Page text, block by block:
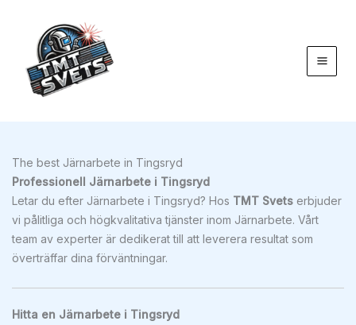
innehåll
The best Järnarbete in Tingsryd
Professionell Järnarbete i Tingsryd
Letar du efter Järnarbete i Tingsryd? Hos TMT Svets erbjuder
vi pålitliga och högkvalitativa tjänster inom Järnarbete. Vårt
team av experter är dedikerat till att leverera resultat som
överträffar dina förväntningar.
Hitta en Järnarbete i Tingsryd